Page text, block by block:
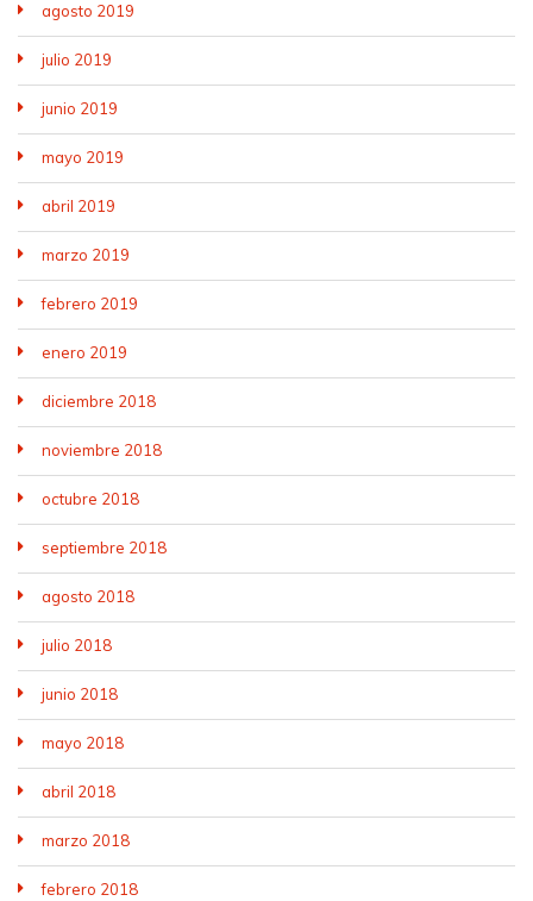
agosto 2019
julio 2019
junio 2019
mayo 2019
abril 2019
marzo 2019
febrero 2019
enero 2019
diciembre 2018
noviembre 2018
octubre 2018
septiembre 2018
agosto 2018
julio 2018
junio 2018
mayo 2018
abril 2018
marzo 2018
febrero 2018